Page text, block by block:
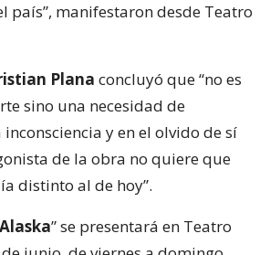
país”, manifestaron desde Teatro
Plana concluyó que “no es
sino una necesidad de
y en el olvido de sí
de la obra no quiere que
distinto al de hoy”.
” se presentará en Teatro